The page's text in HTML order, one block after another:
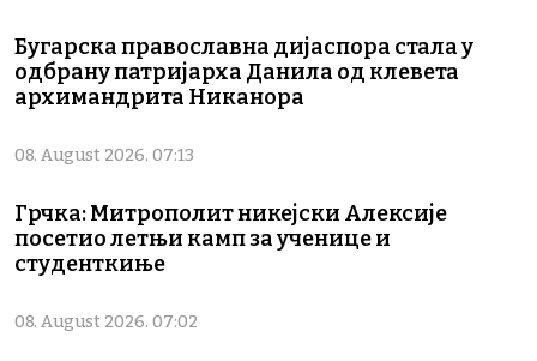
Бугарска православна дијаспора стала у
одбрану патријарха Данила од клевета
архимандрита Никанора
08. August 2026. 07:13
Грчка: Митрополит никејски Алексије
посетио летњи камп за ученице и
студенткиње
08. August 2026. 07:02